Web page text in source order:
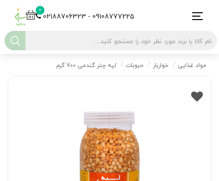
0
02188706323 - 09108777225
مواد غذایی خواربار حبوبات لپه چتر گندمی 700 گرم